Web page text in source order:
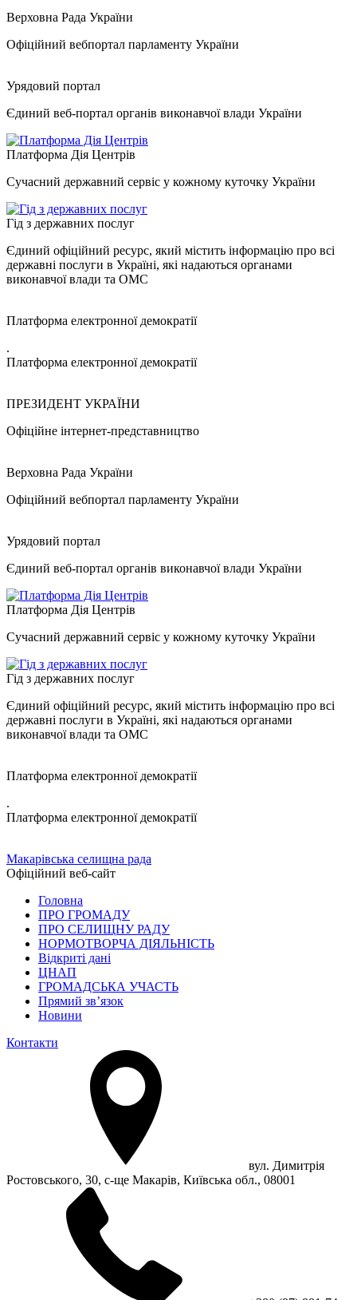
Верховна Рада України
Офіційний вебпортал парламенту України
Урядовий портал
Єдиний веб-портал органів виконавчої влади України
Платформа Дія Центрів
Сучасний державний сервіс у кожному куточку України
Гід з державних послуг
Єдиний офіційний ресурс, який містить інформацію про всі
державні послуги в Україні, які надаються органами
виконавчої влади та ОМС
Платформа електронної демократії
.
Платформа електронної демократії
ПРЕЗИДЕНТ УКРАЇНИ
Офіційне інтернет-представництво
Верховна Рада України
Офіційний вебпортал парламенту України
Урядовий портал
Єдиний веб-портал органів виконавчої влади України
Платформа Дія Центрів
Сучасний державний сервіс у кожному куточку України
Гід з державних послуг
Єдиний офіційний ресурс, який містить інформацію про всі
державні послуги в Україні, які надаються органами
виконавчої влади та ОМС
Платформа електронної демократії
.
Платформа електронної демократії
Макарівська селищна рада
Офіційний веб-сайт
Головна
ПРО ГРОМАДУ
ПРО СЕЛИЩНУ РАДУ
НОРМОТВОРЧА ДІЯЛЬНІСТЬ
Відкриті дані
ЦНАП
ГРОМАДСЬКА УЧАСТЬ
Прямий зв’язок
Новини
Контакти
вул. Димитрія
Ростовського, 30, с-ще Макарів, Київська обл., 08001